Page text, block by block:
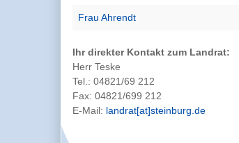
Frau Ahrendt
Ihr direkter Kontakt zum Landrat:
Herr Teske
Tel.: 04821/69 212
Fax: 04821/699 212
E-Mail: landrat[at]steinburg.de